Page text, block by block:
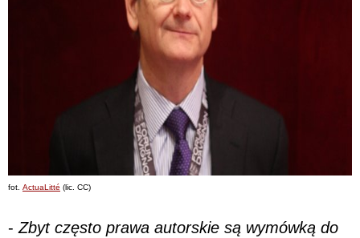
fot. ActuaLitté (lic. CC)
- Zbyt często prawa autorskie są wymówką do